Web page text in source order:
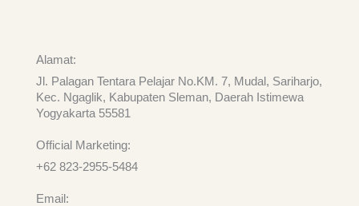
Alamat:
Jl. Palagan Tentara Pelajar No.KM. 7, Mudal, Sariharjo,
Kec. Ngaglik, Kabupaten Sleman, Daerah Istimewa
Yogyakarta 55581
Official Marketing:
+62 823-2955-5484
Email: